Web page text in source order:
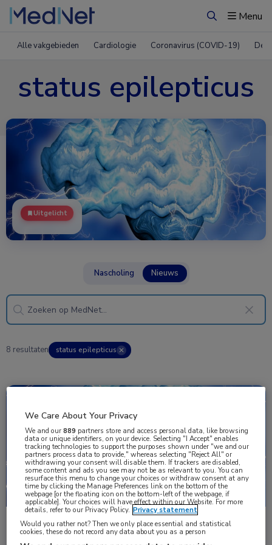
ZoekenMenu
Alle vakgebieden Cardiologie Coronavirus (COVID-19)
status epilepticus
Uitgelicht
Nascholing Nieuws
8 resultaten status epilepticus ✕
Conclusies over behandeling van RSE met CIVAD’s
beperkt
We Care About Your Privacy
We and our889 partners store and access personal data, like browsing
data or unique identifiers, on your device. Selecting "I Accept" enables
tracking technologies to support the purposes shown under "we and our
partners process data to provide," whereas selecting "Reject All" or
withdrawing your consent will disable them. If trackers are disabled,
some content and ads you see may not be as relevant to you. You can
resurface this menu to change your choices or withdraw consent at any
time by clicking the Manage Preferences link on the bottom of the
webpage [or the floating icon on the bottom-left of the webpage, if
applicable]. Your choices will have effect within our Website. For more
details, refer to our Privacy Policy. Privacy statement
Would you rather not? Then we only place essential and statistical
cookies, these do not record any data about you as a person